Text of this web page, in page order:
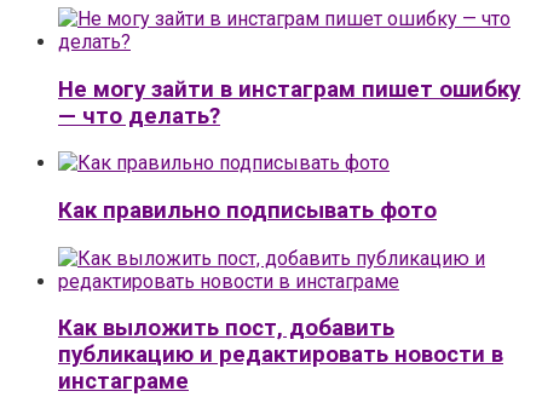
Не могу зайти в инстаграм пишет ошибку
— что делать?
Как правильно подписывать фото
Как выложить пост, добавить
публикацию и редактировать новости в
инстаграме